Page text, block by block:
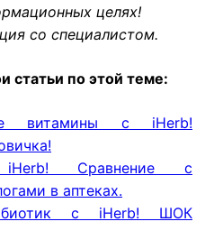
целях!
со специалистом.
статьи по этой теме:
витамины с iHerb!
Сравнение с
в аптеках.
с iHerb! ШОК